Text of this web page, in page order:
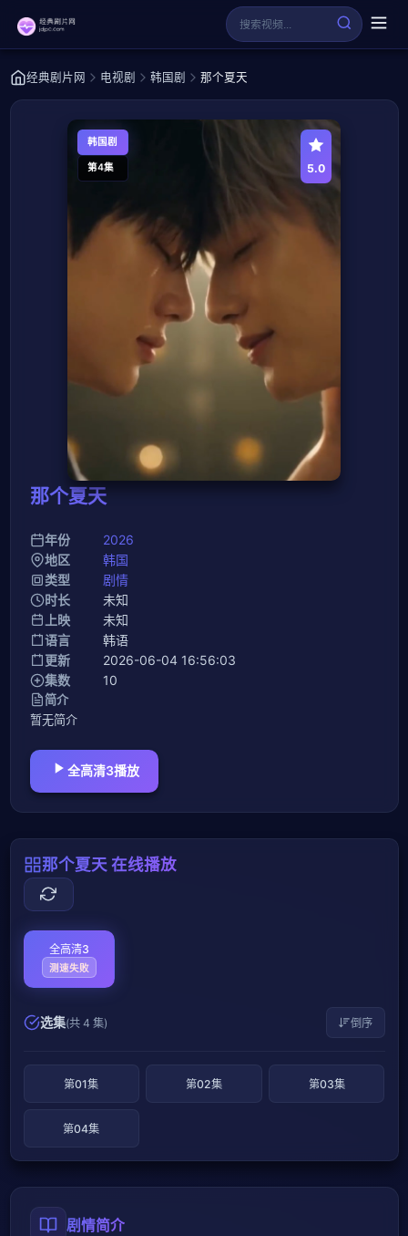
经典剧片网 电视剧 韩国剧 那个夏天
韩国剧
第4集 5.0
那个夏天
年份
2026
地区
韩国
类型
剧情
时长
未知
上映
未知
语言
韩语
更新
2026-06-04 16:56:03
集数
10
简介
暂无简介
全高清3播放
那个夏天 在线播放
全高清3
测速失败
选集(共 4 集) 倒序
第01集 第02集 第03集
第04集
剧情简介